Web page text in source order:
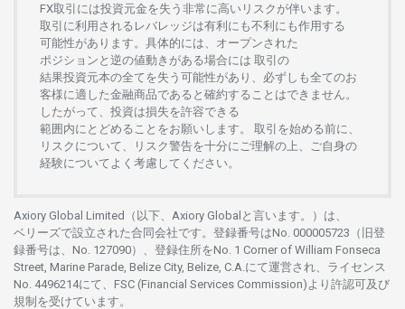
FX取引には投資元金を失う 非常に高い リスクが伴います。
取引に利用さ れる レバレッジは有利にも不利にも作用する
可能性があります。 具体的には、 オープンさ れた
ポジションと 逆の値動きがある場合には 取引の
結果投資元本の全てを失う 可能性があり、 必ずしも全てのお
客様に適した金融商品であると 確約することはできません。
したがって、 投資は損失を許容できる
範囲内にとどめることをお願いします 。 取引を始める前に、
リスクについて、
リスク警告を十分に ご理解の 上、 ご自身の
経験について よく 考慮してください。
Axiory Global Limited（以下、Axiory Globalと言います。）は、
ベリーズで設立さ れた合同会社です。 登録番号はNo. 000005723（旧登
録番号は、No. 127090）、 登録住所をNo. 1 Corner of William Fonseca
Street, Marine Parade, Belize City, Belize, C.A.にて運営さ れ、 ライセンス
No. 4496214にて、FSC (Financial Services Commission)より 許認可及び
規制を受けています。